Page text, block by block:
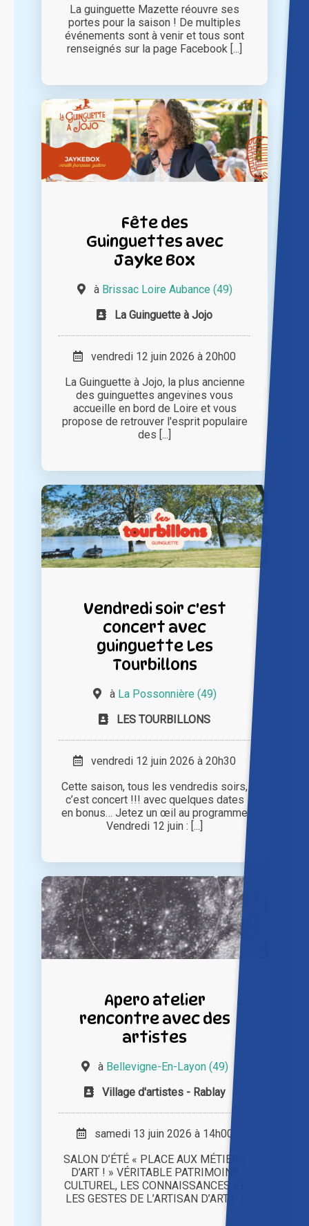
La guinguette Mazette réouvre ses
portes pour la saison ! De multiples
événements sont à venir et tous sont
renseignés sur la page Facebook [...]
Fête des
Guinguettes avec
Jayke Box
à Brissac Loire Aubance (49)
La Guinguette à Jojo
vendredi 12 juin 2026 à 20h00
La Guinguette à Jojo, la plus ancienne
des guinguettes angevines vous
accueille en bord de Loire et vous
propose de retrouver l'esprit populaire
des [...]
Vendredi soir c'est
concert avec
guinguette Les
Tourbillons
à La Possonnière (49)
LES TOURBILLONS
vendredi 12 juin 2026 à 20h30
Cette saison, tous les vendredis soirs,
c’est concert !!! avec quelques dates
en bonus… Jetez un œil au programme
Vendredi 12 juin : [...]
Apero atelier
rencontre avec des
artistes
à Bellevigne-En-Layon (49)
Village d'artistes - Rablay
samedi 13 juin 2026 à 14h00
SALON D’ÉTÉ « PLACE AUX MÉTIERS
D’ART ! » VÉRITABLE PATRIMOINE
CULTUREL, LES CONNAISSANCES ET
LES GESTES DE L’ARTISAN D’ART [...]